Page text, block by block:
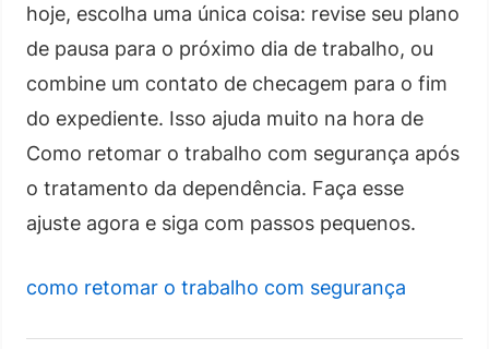
hoje, escolha uma única coisa: revise seu plano
de pausa para o próximo dia de trabalho, ou
combine um contato de checagem para o fim
do expediente. Isso ajuda muito na hora de
Como retomar o trabalho com segurança após
o tratamento da dependência. Faça esse
ajuste agora e siga com passos pequenos.
como retomar o trabalho com segurança